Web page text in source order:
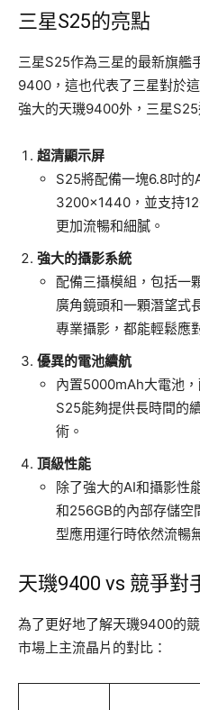
三星S25的亮點
三星S25作為三星的最新旗艦
9400，這也代表了三星對於
強大的天璣9400外，三星S25
超清顯示屏
S25將配備一塊6.8吋的
3200×1440，並支持
更加流暢和細膩。
強大的攝影系統
配備三攝模組，包括一
廣角鏡頭和一顆潛望式
專業攝影，都能輕鬆應
優異的電池續航
內置5000mAh大電池
S25能夠提供長時間的
術。
頂級性能
除了強大的AI和攝影性
和256GB的內部存儲空
型應用運行時依然流暢
天璣9400 vs 競爭對
為了更好地了解天璣9400的
市場上主流晶片的對比：